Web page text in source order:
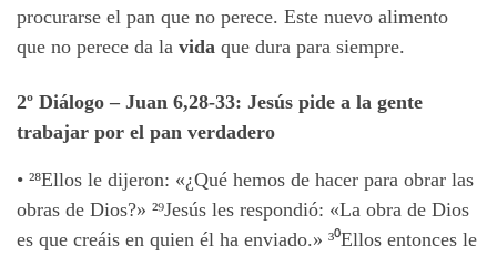
procurarse el pan que no perece. Este nuevo alimento
que no perece da la vida que dura para siempre.
2º Diálogo– Juan 6,28-33: Jesús pide a la gente
trabajar por el pan verdadero
• ²⁸Ellos le dijeron: «¿Qué hemos de hacer para obrar las
obras de Dios?» ²⁹Jesús les respondió: «La obra de Dios
es que creáis en quien él ha enviado.» ³⁰Ellos entonces le